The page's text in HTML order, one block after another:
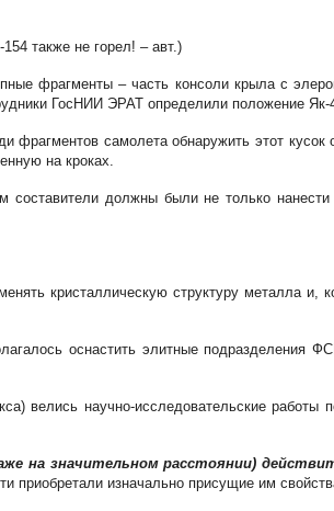
также не горел! – авт.)
фрагменты – часть консоли крыла с
ГосНИИ ЭРАТ определили положение Як-
фрагментов самолета обнаружить этот
на кроках.
должны были не только
кристаллическую структуру металла и,
оснастить элитные подразделения
велись научно-исследовательские работы
на значительном расстоянии)
приобретали изначально присущие им